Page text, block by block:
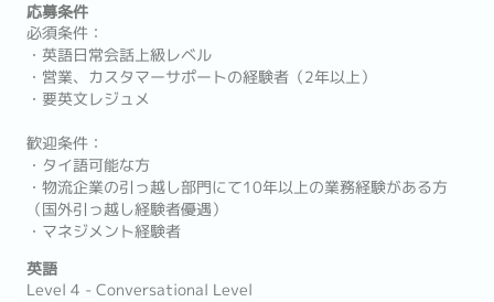
応募条件
必須条件：
・英語日常会話上級レベル
・営業、カスタマーサポートの経験者（2年以上）
・要英文レジュメ
歓迎条件：
・タイ語可能な方
・物流企業の引っ越し部門にて10年以上の業務経験がある方
（国外引っ越し経験者優遇）
・マネジメント経験者
英語
Level 4 - Conversational Level